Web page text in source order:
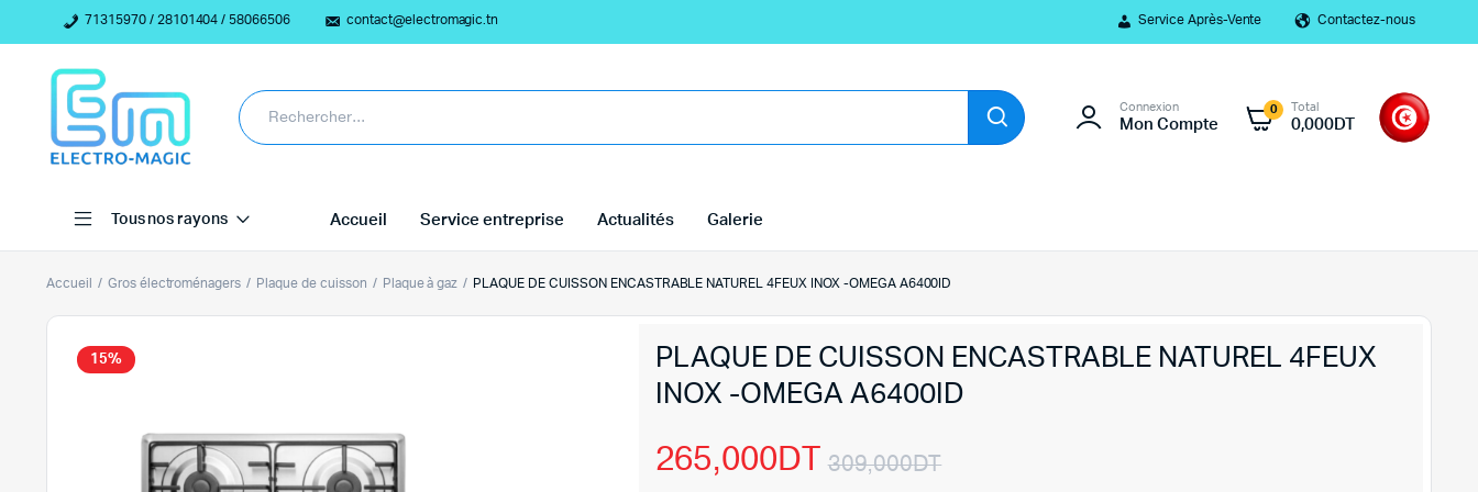
71315970 / 28101404 / 58066506 contact@electromagic.tn Service Après-Vente Contactez-nous
Connexion
Mon Compte
0 Total
0,000 DT
Tous nos rayons Accueil Service entreprise Actualités Galerie
Accueil Gros électroménagers Plaque de cuisson Plaque à gaz PLAQUE DE CUISSON ENCASTRABLE NATUREL 4FEUX INOX -OMEGA A6400ID
15%
PLAQUE DE CUISSON ENCASTRABLE NATUREL 4FEUX
INOX -OMEGA A6400ID
309,000DT
265,000DT